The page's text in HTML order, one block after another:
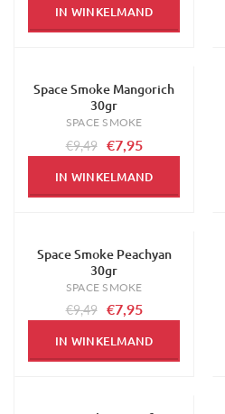
IN WINKELMAND
-16%
Space Smoke Mangorich
30gr
SPACE SMOKE
€9,49 €7,95
IN WINKELMAND
-16%
Space Smoke Peachyan
30gr
SPACE SMOKE
€9,49 €7,95
IN WINKELMAND